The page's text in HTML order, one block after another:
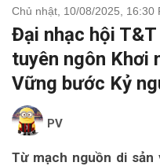
Chủ nhật, 10/08/2025, 16:30
Đại nhạc hội
tuyên ngôn Khơi
Vững bước Kỷ
PV
Từ mạch nguồn di sản